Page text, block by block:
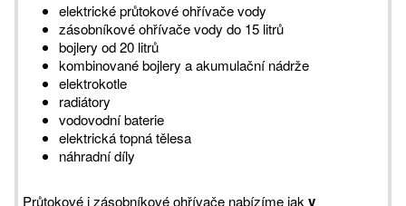
elektrické průtokové ohřívače vody
zásobníkové ohřívače vody do 15 litrů
bojlery od 20 litrů
kombinované bojlery a akumulační nádrže
elektrokotle
radiátory
vodovodní baterie
elektrická topná tělesa
náhradní díly
Průtokové i zásobníkové ohřívače nabízíme jak v